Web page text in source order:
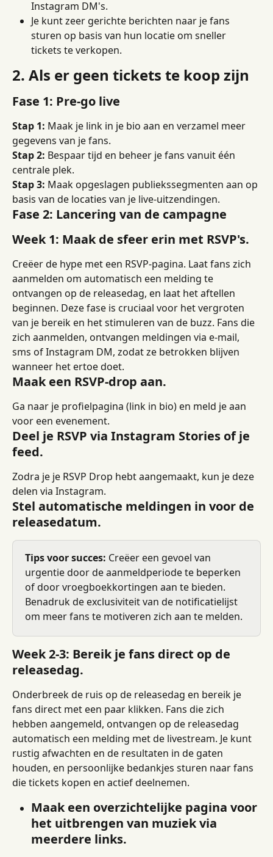
Instagram DM's.
Je kunt zeer gerichte berichten naar je fans
sturen op basis van hun locatie om sneller
tickets te verkopen.
2. Als er geen tickets te koop zijn
Fase 1: Pre-go live
Stap 1: Maak je link in je bio aan en verzamel meer
gegevens van je fans.
Stap 2: Bespaar tijd en beheer je fans vanuit één
centrale plek.
Stap 3: Maak opgeslagen publiekssegmenten aan op
basis van de locaties van je live-uitzendingen.
Fase 2: Lancering van de campagne
Week 1: Maak de sfeer erin met RSVP's.
Creëer de hype met een RSVP-pagina. Laat fans zich
aanmelden om automatisch een melding te
ontvangen op de releasedag, en laat het aftellen
beginnen. Deze fase is cruciaal voor het vergroten
van je bereik en het stimuleren van de buzz. Fans die
zich aanmelden, ontvangen meldingen via e-mail,
sms of Instagram DM, zodat ze betrokken blijven
wanneer het ertoe doet.
Maak een RSVP-drop aan.
Ga naar je profielpagina (link in bio) en meld je aan
voor een evenement.
Deel je RSVP via Instagram Stories of je
feed.
Zodra je je RSVP Drop hebt aangemaakt, kun je deze
delen via Instagram.
Stel automatische meldingen in voor de
releasedatum.
Tips voor succes: Creëer een gevoel van
urgentie door de aanmeldperiode te beperken
of door vroegboekkortingen aan te bieden.
Benadruk de exclusiviteit van de notificatielijst
om meer fans te motiveren zich aan te melden.
Week 2-3: Bereik je fans direct op de
releasedag.
Onderbreek de ruis op de releasedag en bereik je
fans direct met een paar klikken. Fans die zich
hebben aangemeld, ontvangen op de releasedag
automatisch een melding met de livestream. Je kunt
rustig afwachten en de resultaten in de gaten
houden, en persoonlijke bedankjes sturen naar fans
die tickets kopen en actief deelnemen.
Maak een overzichtelijke pagina voor
het uitbrengen van muziek via
meerdere links.